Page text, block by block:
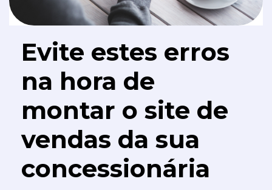
Evite estes erros
na hora de
montar o site de
vendas da sua
concessionária